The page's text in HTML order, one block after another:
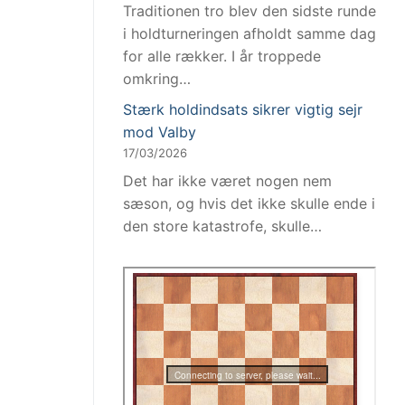
Traditionen tro blev den sidste runde
i holdturneringen afholdt samme dag
for alle rækker. I år troppede
omkring…
Stærk holdindsats sikrer vigtig sejr
mod Valby
17/03/2026
Det har ikke været nogen nem
sæson, og hvis det ikke skulle ende i
den store katastrofe, skulle…